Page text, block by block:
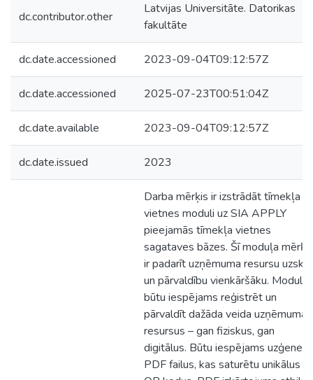
dc.contributor.other
Latvijas Universitāte. Datorikas
fakultāte
dc.date.accessioned 2023-09-04T09:12:57Z
dc.date.accessioned 2025-07-23T00:51:04Z
dc.date.available 2023-09-04T09:12:57Z
dc.date.issued 2023
Darba mērķis ir izstrādāt tīmekļa
vietnes moduli uz SIA APPLY
pieejamās tīmekļa vietnes
sagataves bāzes. Šī moduļa mērķis
ir padarīt uzņēmuma resursu
un pārvaldību vienkāršāku. Modulī
būtu iespējams reģistrēt un
pārvaldīt dažāda veida uzņēmuma
resursus – gan fiziskus, gan
digitālus. Būtu iespējams
PDF failus, kas saturētu unikālus